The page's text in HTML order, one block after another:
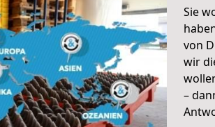
Sie
von
wir
–